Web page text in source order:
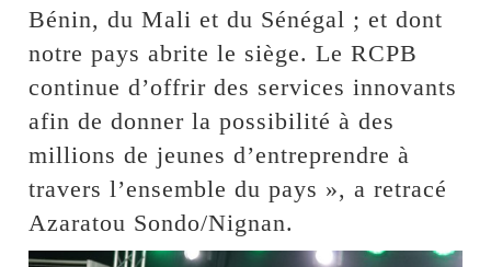
Bénin, du Mali et du Sénégal ; et dont
notre pays abrite le siège. Le RCPB
continue d’offrir des services innovants
afin de donner la possibilité à des
millions de jeunes d’entreprendre à
travers l’ensemble du pays », a retracé
Azaratou Sondo/Nignan.